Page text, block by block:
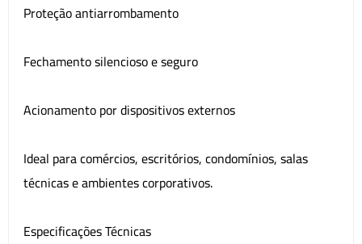
Proteção antiarrombamento
Fechamento silencioso e seguro
Acionamento por dispositivos externos
Ideal para comércios, escritórios, condomínios, salas
técnicas e ambientes corporativos.
Especificações Técnicas